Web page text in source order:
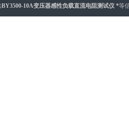
BY3500-10A变压器感性负载直流电阻测试仪 *等